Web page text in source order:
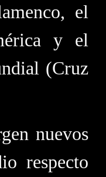
el
y el
(Cruz
nuevos
respecto